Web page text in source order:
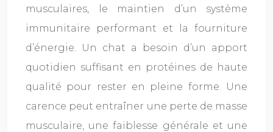
musculaires, le maintien d’un système
immunitaire performant et la fourniture
d’énergie. Un chat a besoin d’un apport
quotidien suffisant en protéines de haute
qualité pour rester en pleine forme. Une
carence peut entraîner une perte de masse
musculaire, une faiblesse générale et une